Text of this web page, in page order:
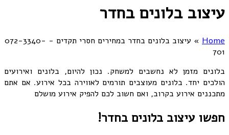
עיצוב בלונים בחדר
Home
»
עיצוב בלונים בחדר במחירים חסרי תקדים - 072-3340-
701
בלונים מזמן לא נחשבים למשחק. נכון להיום, בלונים ואירועים
הולכים יחד. בלונים מעוצבים תורמים לאווירה בכל אירוע. אם אתם
מתכננים אירוע בקרוב, ואם חשוב לכם להפיק אירוע מושלם
חפשו עיצוב בלונים בחדר!